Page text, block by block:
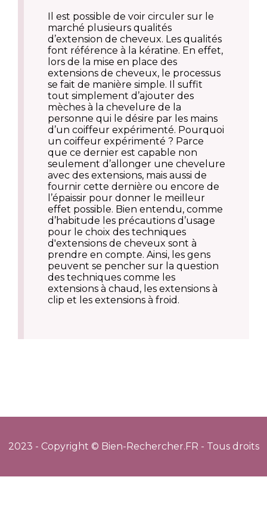
Il est possible de voir circuler sur le
marché plusieurs qualités
d’extension de cheveux. Les qualités
font référence à la kératine. En effet,
lors de la mise en place des
extensions de cheveux, le processus
se fait de manière simple. Il suffit
tout simplement d’ajouter des
mèches à la chevelure de la
personne qui le désire par les mains
d’un coiffeur expérimenté. Pourquoi
un coiffeur expérimenté ? Parce
que ce dernier est capable non
seulement d’allonger une chevelure
avec des extensions, mais aussi de
fournir cette dernière ou encore de
l’épaissir pour donner le meilleur
effet possible. Bien entendu, comme
d’habitude les précautions d’usage
pour le choix des techniques
d'extensions de cheveux sont à
prendre en compte. Ainsi, les gens
peuvent se pencher sur la question
des techniques comme les
extensions à chaud, les extensions à
clip et les extensions à froid.
2023 - Copyright © Bien-Rechercher.FR - Tous droits